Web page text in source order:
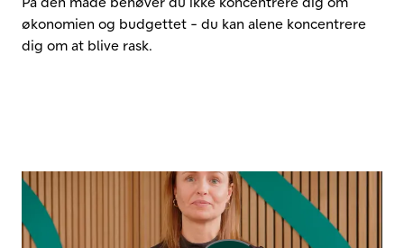
økonomien og budgettet - du kan alene koncentrere
dig om at blive rask.